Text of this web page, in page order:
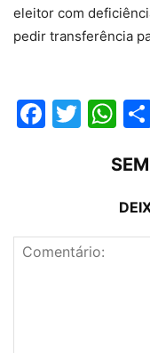
eleitor com
pedir transferência